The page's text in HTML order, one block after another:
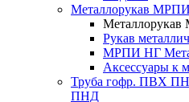
Металлорукав
Рукав
МРПИ НГ
Аксессуары к
Труба гофр. ПВХ
ПНД